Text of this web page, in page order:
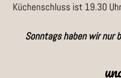
Küchenschluss ist 19.30
Sonntags haben wir nur